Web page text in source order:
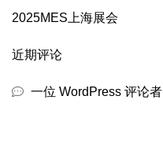
2025MES上海展会
近期评论
一位 WordPress 评论者